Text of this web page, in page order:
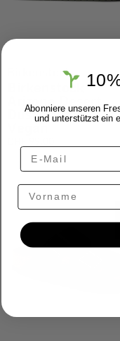
Birkenstock
Birkenstock
Arizona Desert
Dust Thyme
Vegan
Abonniere unseren
und unterstützst ein
Vorname